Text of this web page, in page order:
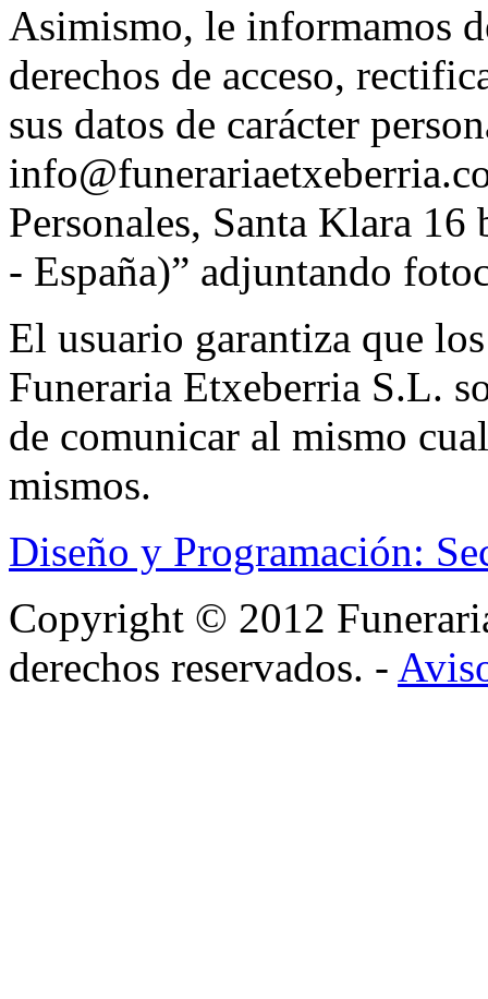
Asimismo, le informamos
derechos de acceso,
sus datos de carácter
Personales, Santa Klara
- España)” adjuntando
El usuario garantiza que
Funeraria Etxeberria S.L.
de comunicar al mismo
mismos.
Diseño y Programación:
Copyright © 2012
derechos reservados. -